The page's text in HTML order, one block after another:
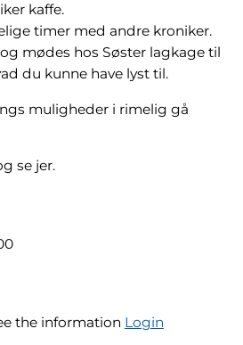
kaffe.
timer med andre kroniker.
mødes hos Søster lagkage til
du kunne have lyst til.
muligheder i rimelig gå
se jer.
the information Login